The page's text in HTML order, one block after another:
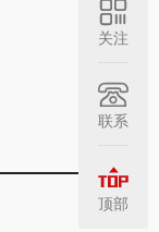
关注
联系
顶部